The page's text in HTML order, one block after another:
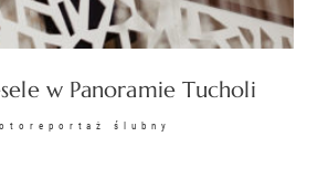
w Panoramie Tucholi
ślubny